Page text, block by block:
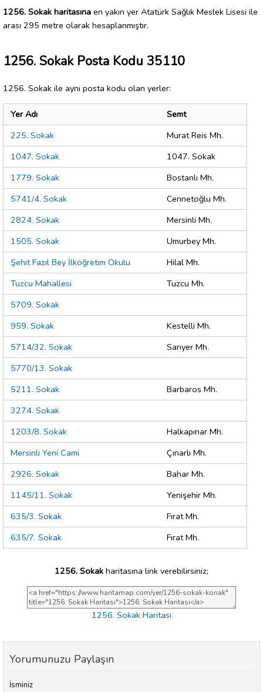
1256. Sokak haritasına en yakın yer Atatürk Sağlık Meslek Lisesi ile
arası 295 metre olarak hesaplanmıştır.
1256. Sokak Posta Kodu 35110
1256. Sokak ile aynı posta kodu olan yerler:
Yer Adı
Semt
225. Sokak
Murat Reis Mh.
1047. Sokak
1047. Sokak
1779. Sokak
Bostanlı Mh.
5741/4. Sokak
Cennetoğlu Mh.
2824. Sokak
Mersinli Mh.
1505. Sokak
Umurbey Mh.
Şehit Fazıl Bey İlköğretim Okulu
Hilal Mh.
Tuzcu Mahallesi
Tuzcu Mh.
5709. Sokak
959. Sokak
Kestelli Mh.
5714/32. Sokak
Sarıyer Mh.
5770/13. Sokak
5211. Sokak
Barbaros Mh.
3274. Sokak
1203/8. Sokak
Halkapınar Mh.
Mersinli Yeni Cami
Çınarlı Mh.
2926. Sokak
Bahar Mh.
1145/11. Sokak
Yenişehir Mh.
635/3. Sokak
Fırat Mh.
635/7. Sokak
Fırat Mh.
1256. Sokak haritasına link verebilirsiniz;
1256. Sokak Haritası
Yorumunuzu Paylaşın
İsminiz